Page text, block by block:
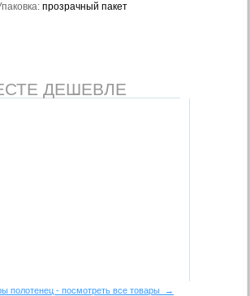
прозрачный пакет
ДЕШЕВЛЕ
полотенец - посмотреть все товары →